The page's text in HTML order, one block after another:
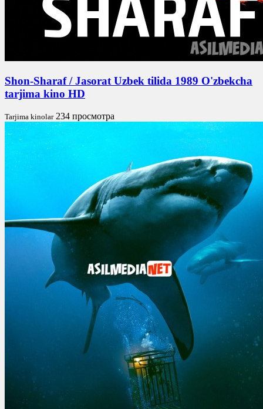
Shon-Sharaf / Jasorat Uzbek tilida 1989 O'zbekcha
tarjima kino HD
Tarjima kinolar 234 просмотра